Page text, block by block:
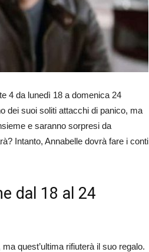
4 da lunedì 18 a domenica 24
dei suoi soliti attacchi di panico, ma
e saranno sorpresi da
Intanto, Annabelle dovrà fare i conti
dal 18 al 24
quest’ultima rifiuterà il suo regalo.